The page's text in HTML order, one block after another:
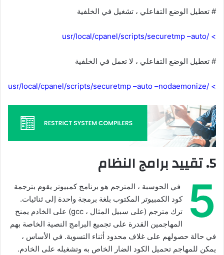
# تعطيل الوضع التفاعلي ، تشغيل في الخلفية
> /usr/local/cpanel/scripts/securetmp –auto
# تعطيل الوضع التفاعلي ، لا تعمل في الخلفية
> /usr/local/cpanel/scripts/securetmp –auto –nodaemonize
5. تقييد برامج النظام
5
في الحوسبة ، المترجم هو برنامج كمبيوتر يقوم بترجمة
كود الكمبيوتر المكتوب بلغة برمجة واحدة إلى ثنائيات.
ترك مترجم (على سبيل المثال ، gcc) على الخادم يمنح
المهاجمين القدرة على تجميع البرامج النصية الخاصة بهم
في حالة حصولهم على غلاف محدود أثناء التسوية. في الأساس ،
يمكن للمهاجم تحميل الكود الضار الخاص به وتشغيله على الخادم.